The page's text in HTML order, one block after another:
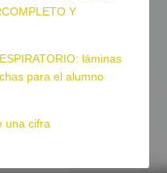
Y
láminas
para el alumno
una cifra